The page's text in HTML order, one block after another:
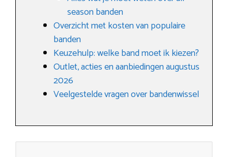
season banden
Overzicht met kosten van populaire
banden
Keuzehulp: welke band moet ik kiezen?
Outlet, acties en aanbiedingen augustus
2026
Veelgestelde vragen over bandenwissel